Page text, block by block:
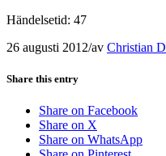
Händelsetid: 47
26 augusti 2012/av Christian D
Share this entry
Share on Facebook
Share on X
Share on WhatsApp